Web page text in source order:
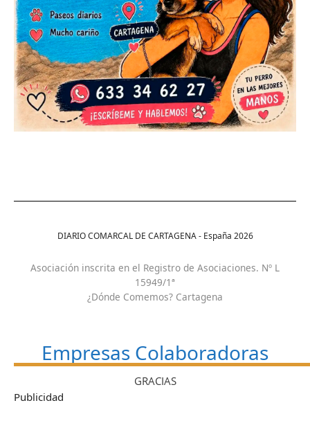
DIARIO COMARCAL DE CARTAGENA - España 2026
Asociación inscrita en el Registro de Asociaciones. Nº L
15949/1ª
¿Dónde Comemos? Cartagena
Empresas Colaboradoras
GRACIAS
Publicidad